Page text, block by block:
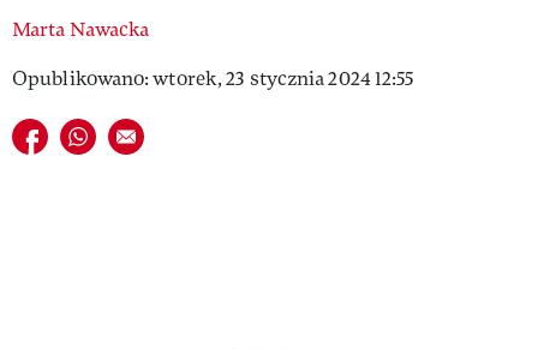
MAGAZYN VIVA!
Marta Nawacka
Opublikowano: wtorek, 23 stycznia 2024 12:55
Udostępnij na facebook
Udostępnij na whatsapp
E-mail do przyjaciela